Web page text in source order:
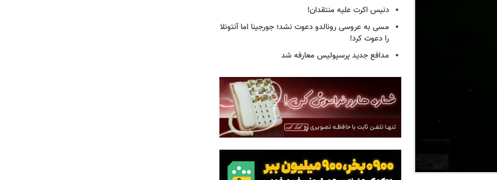
دنیس اکرت علیه منتقدان!
مسی به عروسی رونالدو دعوت نشد؛ جورجینا اما آنتونلا
را دعوت کرد!
مدافع جدید پرسپولیس معارفه شد